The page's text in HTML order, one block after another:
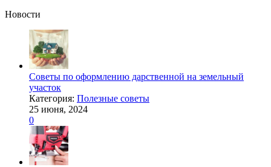
Новости
Советы по оформлению дарственной на земельный
участок
Категория: Полезные советы
25 июня, 2024
0